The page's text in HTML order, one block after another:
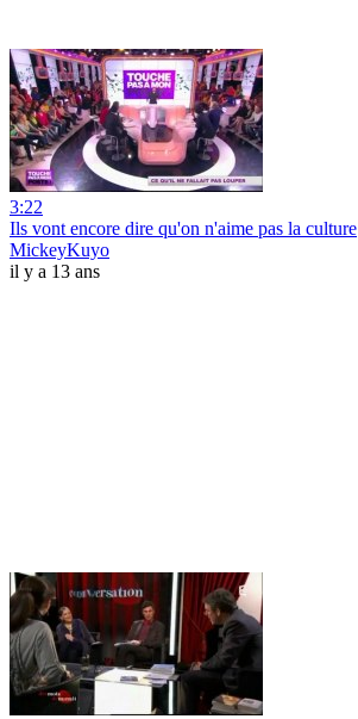
3:22
Ils vont encore dire qu'on n'aime pas la culture
MickeyKuyo
il y a 13 ans